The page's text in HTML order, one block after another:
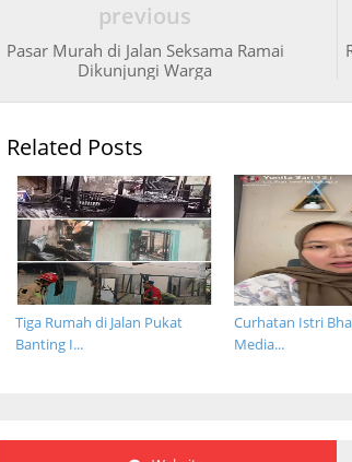
previous
Pasar Murah di Jalan Seksama Ramai
Dikunjungi Warga
Related Posts
Curhatan Istri
Media...
Tiga Rumah di Jalan Pukat
Banting I...